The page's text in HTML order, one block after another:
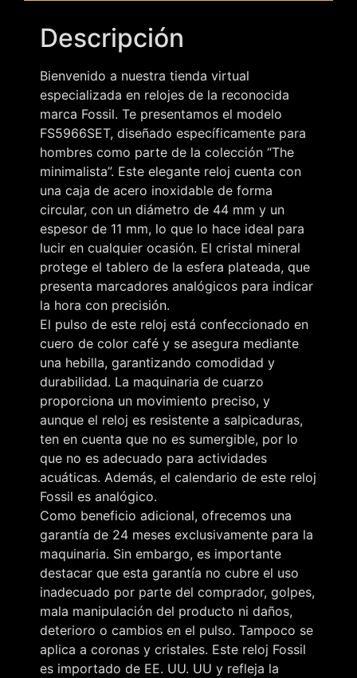
Descripción
Bienvenido a nuestra tienda virtual
especializada en relojes de la reconocida
marca Fossil. Te presentamos el modelo
FS5966SET, diseñado específicamente para
hombres como parte de la colección “The
minimalista”. Este elegante reloj cuenta con
una caja de acero inoxidable de forma
circular, con un diámetro de 44 mm y un
espesor de 11 mm, lo que lo hace ideal para
lucir en cualquier ocasión. El cristal mineral
protege el tablero de la esfera plateada, que
presenta marcadores analógicos para indicar
la hora con precisión.
El pulso de este reloj está confeccionado en
cuero de color café y se asegura mediante
una hebilla, garantizando comodidad y
durabilidad. La maquinaria de cuarzo
proporciona un movimiento preciso, y
aunque el reloj es resistente a salpicaduras,
ten en cuenta que no es sumergible, por lo
que no es adecuado para actividades
acuáticas. Además, el calendario de este reloj
Fossil es analógico.
Como beneficio adicional, ofrecemos una
garantía de 24 meses exclusivamente para la
maquinaria. Sin embargo, es importante
destacar que esta garantía no cubre el uso
inadecuado por parte del comprador, golpes,
mala manipulación del producto ni daños,
deterioro o cambios en el pulso. Tampoco se
aplica a coronas y cristales. Este reloj Fossil
es importado de EE. UU. UU y refleja la